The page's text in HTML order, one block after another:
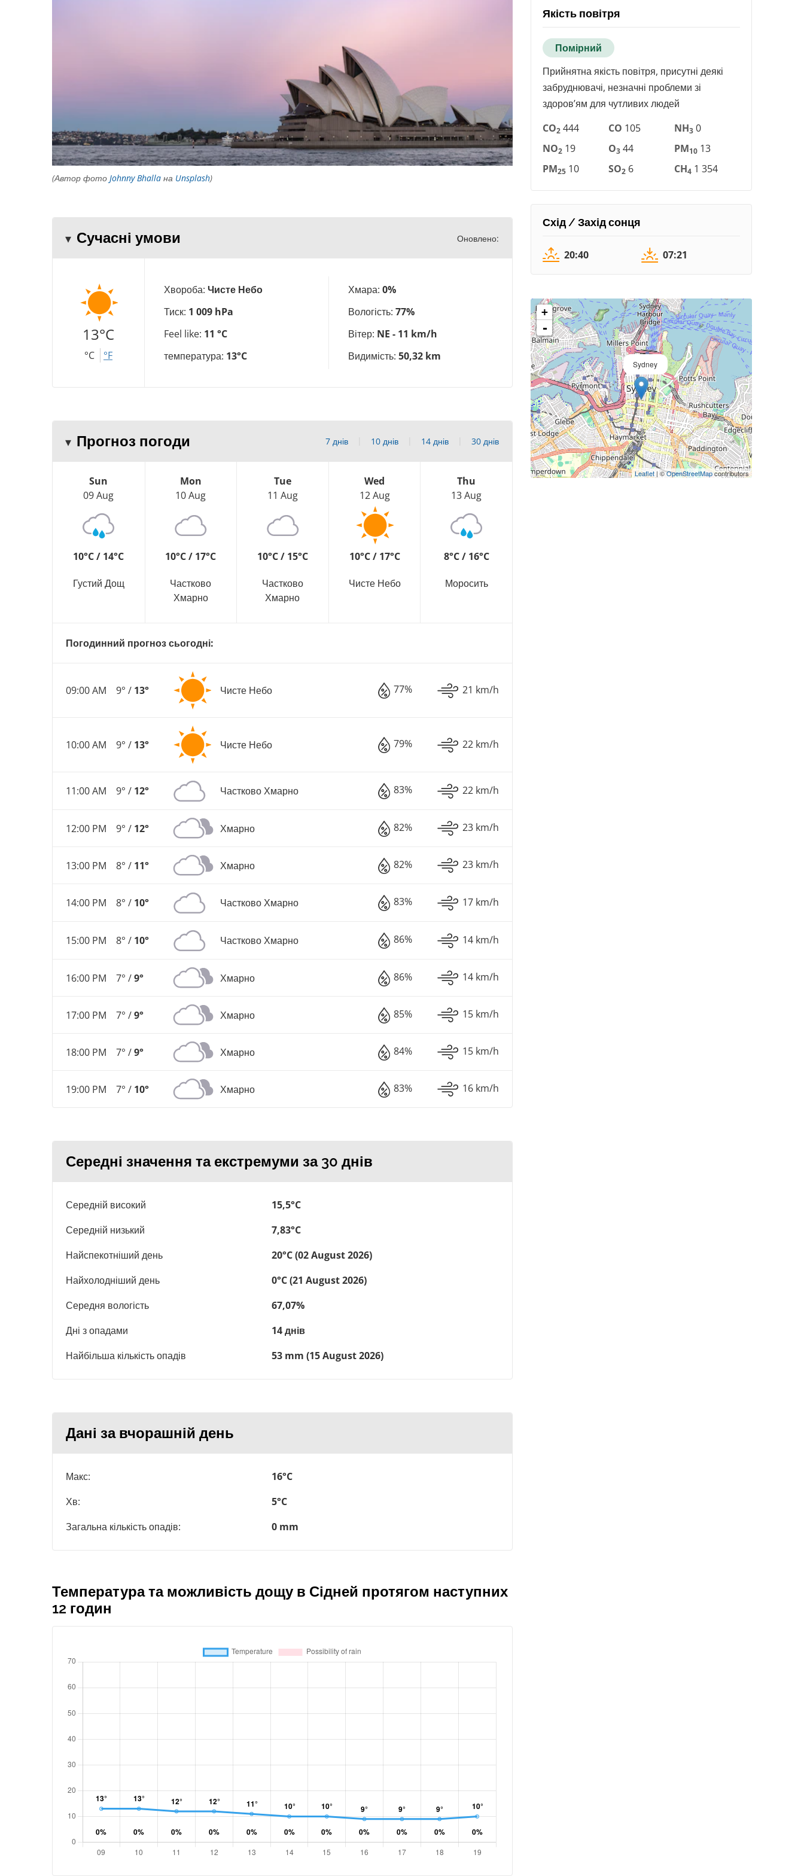
(Автор фото Johnny Bhalla на Unsplash)
Сучасні умови Оновлено:
13°C
°C °F
Хвороба: Чисте Небо
Тиск: 1 009 hPa
Feel like: 11 °C
температура: 13°C
Хмара: 0%
Вологість: 77%
Вітер: NE - 11 km/h
Видимість: 50,32 km
Прогноз погоди 7 днів 10 днів 14 днів 30 днів
Sun
09 Aug
10°C / 14°C
Густий Дощ
Mon
10 Aug
10°C / 17°C
Частково
Хмарно
Tue
11 Aug
10°C / 15°C
Частково
Хмарно
Wed
12 Aug
10°C / 17°C
Чисте Небо
Thu
13 Aug
8°C / 16°C
Моросить
Погодинний прогноз сьогодні:
09:00 AM 9° / 13° Чисте Небо 77% 21 km/h
10:00 AM 9° / 13° Чисте Небо 79% 22 km/h
11:00 AM 9° / 12° Частково Хмарно 83% 22 km/h
12:00 PM 9° / 12° Хмарно 82% 23 km/h
13:00 PM 8° / 11° Хмарно 82% 23 km/h
14:00 PM 8° / 10° Частково Хмарно 83% 17 km/h
15:00 PM 8° / 10° Частково Хмарно 86% 14 km/h
16:00 PM 7° /9° Хмарно 86% 14 km/h
17:00 PM 7° /9° Хмарно 85% 15 km/h
18:00 PM 7° /9° Хмарно 84% 15 km/h
19:00 PM 7° / 10° Хмарно 83% 16 km/h
Середні значення та екстремуми за 30 днів
Середній високий
15,5°C
Середній низький
7,83°C
Найспекотніший день
20°C (02 August 2026)
Найхолодніший день
0°C (21 August 2026)
Середня вологість
67,07%
Дні з опадами
14 днів
Найбільша кількість опадів
53 mm (15 August 2026)
Дані за вчорашній день
Макс:
16°C
Хв:
5°C
Загальна кількість опадів:
0 mm
Температура та можливість дощу в Сідней протягом наступних
12 годин
Якість повітря
Помірний
Прийнятна якість повітря, присутні деякі
забруднювачі, незначні проблеми зі
здоров’ям для чутливих людей
CO2 444 CO 105 NH3 0
NO2 19 O3 44 PM10 13
PM25 10 SO2 6 CH4 1 354
Схід / Захід сонця
20:40 07:21
Sydney
+
-
Leaflet | ©OpenStreetMapcontributors